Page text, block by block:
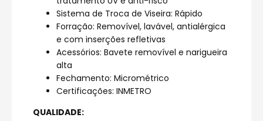
Sistema de Troca de Viseira: Rápido
Forração: Removível, lavável, antialérgica
e com inserções refletivas
Acessórios: Bavete removível e narigueira
alta
Fechamento: Micrométrico
Certificações: INMETRO
QUALIDADE: